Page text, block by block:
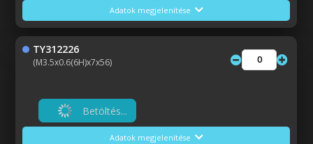
Adatok megjelenítése
TY312226
(M3.5x0.6(6H)x7x56)
Betöltés...
Adatok megjelenítése